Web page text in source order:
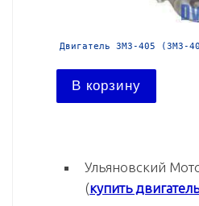
Двигатель ЗМЗ-405 (ЗМЗ-
В корзину
Ульяновский
(купить